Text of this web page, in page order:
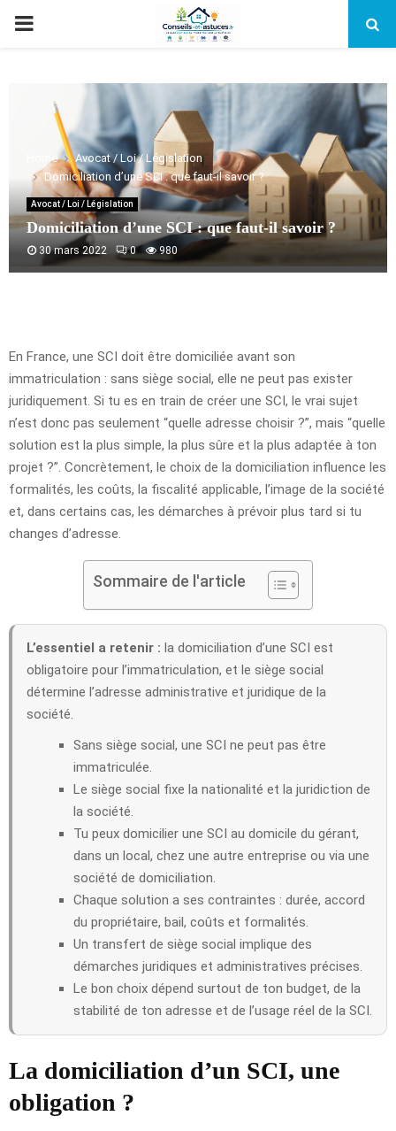
PRIMARY
Home
Avocat / Loi / Législation
Domiciliation d’une SCI : que faut-il savoir ?
Avocat / Loi / Législation
Domiciliation d’une SCI : que faut-il savoir ?
30 mars 2022 0 980
En France, une SCI doit être domiciliée avant son
immatriculation : sans siège social, elle ne peut pas exister
juridiquement. Si tu es en train de créer une SCI, le vrai sujet
n’est donc pas seulement “quelle adresse choisir ?”, mais “quelle
solution est la plus simple, la plus sûre et la plus adaptée à ton
projet ?”. Concrètement, le choix de la domiciliation influence les
formalités, les coûts, la fiscalité applicable, l’image de la société
et, dans certains cas, les démarches à prévoir plus tard si tu
changes d’adresse.
Sommaire de l'article
L’essentiel a retenir : la domiciliation d’une SCI est
obligatoire pour l’immatriculation, et le siège social
détermine l’adresse administrative et juridique de la
société.
Sans siège social, une SCI ne peut pas être
immatriculée.
Le siège social fixe la nationalité et la juridiction de
la société.
Tu peux domicilier une SCI au domicile du gérant,
dans un local, chez une autre entreprise ou via une
société de domiciliation.
Chaque solution a ses contraintes : durée, accord
du propriétaire, bail, coûts et formalités.
Un transfert de siège social implique des
démarches juridiques et administratives précises.
Le bon choix dépend surtout de ton budget, de la
stabilité de ton adresse et de l’usage réel de la SCI.
La domiciliation d’un SCI, une
obligation ?